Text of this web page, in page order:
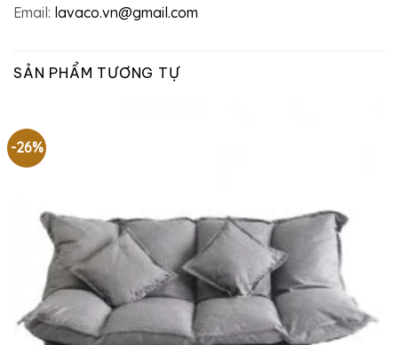
Email: lavaco.vn@gmail.com
SẢN PHẨM TƯƠNG TỰ
-26%